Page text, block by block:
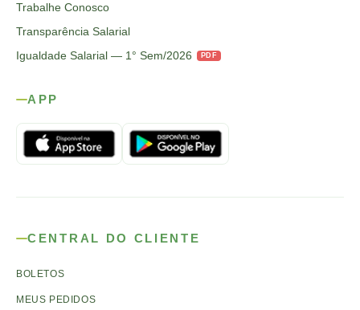
Trabalhe Conosco
Transparência Salarial
Igualdade Salarial — 1° Sem/2026
PDF
APP
CENTRAL DO CLIENTE
BOLETOS
MEUS PEDIDOS